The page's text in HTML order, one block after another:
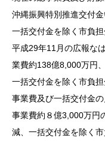
沖縄振興特別推進交付
一括交付金を除く市負
平成29年11月の広報な
業費約138億8,000万円
一括交付金を除く市負
事業費及び一括交付金
事業費約８億3,000万円
減、一括交付金を除く